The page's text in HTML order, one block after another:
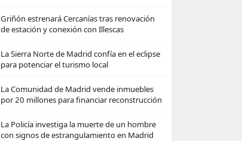
Griñón estrenará Cercanías tras renovación
de estación y conexión con Illescas
La Sierra Norte de Madrid confía en el eclipse
para potenciar el turismo local
La Comunidad de Madrid vende inmuebles
por 20 millones para financiar reconstrucción
La Policía investiga la muerte de un hombre
con signos de estrangulamiento en Madrid